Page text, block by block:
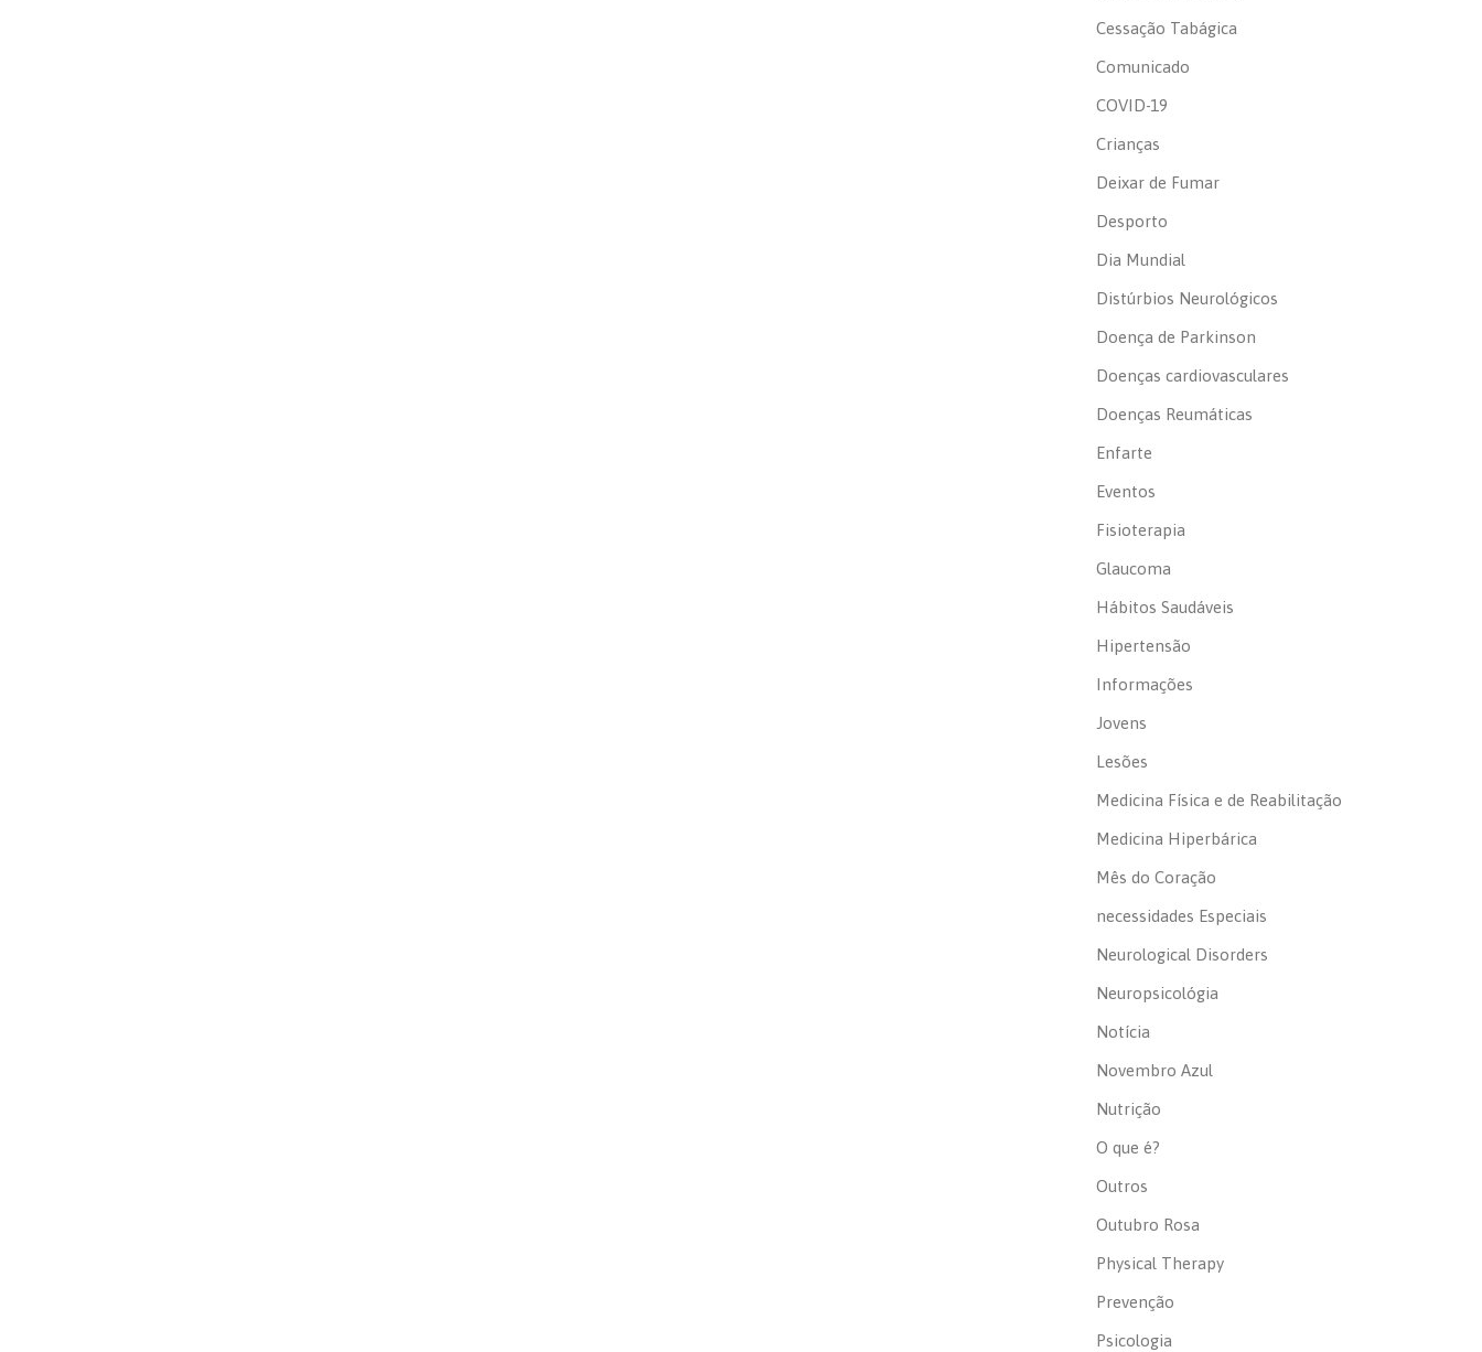
Cessação Tabágica
Comunicado
COVID-19
Crianças
Deixar de Fumar
Desporto
Dia Mundial
Distúrbios Neurológicos
Doença de Parkinson
Doenças cardiovasculares
Doenças Reumáticas
Enfarte
Eventos
Fisioterapia
Glaucoma
Hábitos Saudáveis
Hipertensão
Informações
Jovens
Lesões
Medicina Física e de Reabilitação
Medicina Hiperbárica
Mês do Coração
necessidades Especiais
Neurological Disorders
Neuropsicológia
Notícia
Novembro Azul
Nutrição
O que é?
Outros
Outubro Rosa
Physical Therapy
Prevenção
Psicologia